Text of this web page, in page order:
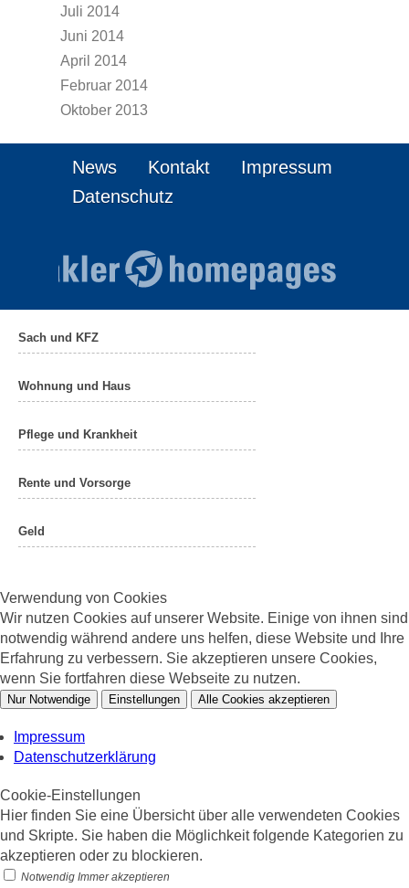
Juli 2014
Juni 2014
April 2014
Februar 2014
Oktober 2013
News Kontakt
Impressum
Datenschutz
Sach und KFZ
Wohnung und Haus
Pflege und Krankheit
Rente und Vorsorge
Geld
Verwendung von Cookies
Wir nutzen Cookies auf unserer Website. Einige von ihnen sind
notwendig während andere uns helfen, diese Website und Ihre
Erfahrung zu verbessern. Sie akzeptieren unsere Cookies,
wenn Sie fortfahren diese Webseite zu nutzen.
Nur Notwendige Einstellungen Alle Cookies akzeptieren
Impressum
Datenschutzerklärung
Cookie-Einstellungen
Hier finden Sie eine Übersicht über alle verwendeten Cookies
und Skripte. Sie haben die Möglichkeit folgende Kategorien zu
akzeptieren oder zu blockieren.
Notwendig Immer akzeptieren